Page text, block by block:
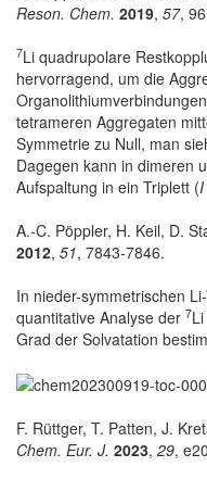
Reson. Chem. 2019, 57,
7Li quadrupolare
hervorragend, um die
tetrameren Aggregaten
Symmetrie zu Null, man
Dagegen kann in dimeren
Aufspaltung in ein Triplett (I
A.-C. Pöppler, H. Keil, D.
2012, 51, 7843-7846.
In nieder-symmetrischen
quantitative Analyse der 7
Grad der Solvatation
F. Rüttger, T. Patten, J.
Chem. Eur. J. 2023, 29,